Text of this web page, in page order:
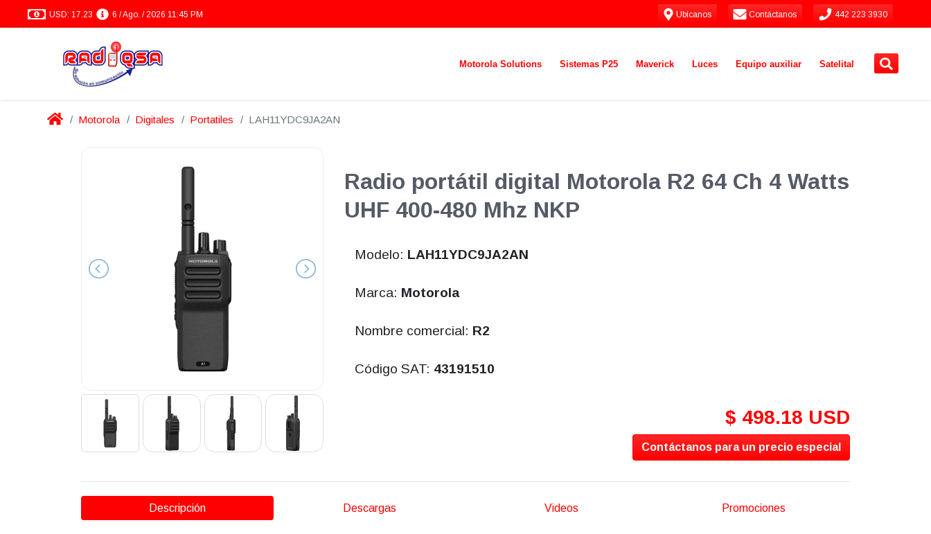
USD: 17.23 6 / Ago. / 2026 11:45 PM Ubícanos Contáctanos 442 223 3930
Motorola Solutions Sistemas P25 Maverick Luces Equipo auxiliar Satelital
Motorola Digitales Portatiles LAH11YDC9JA2AN
Radio portátil digital Motorola R2 64 Ch 4 Watts
UHF 400-480 Mhz NKP
Modelo: LAH11YDC9JA2AN
Marca: Motorola
Nombre comercial: R2
Código SAT: 43191510
$ 498.18 USD
Contáctanos para un precio especial
Descripción Descargas Videos Promociones